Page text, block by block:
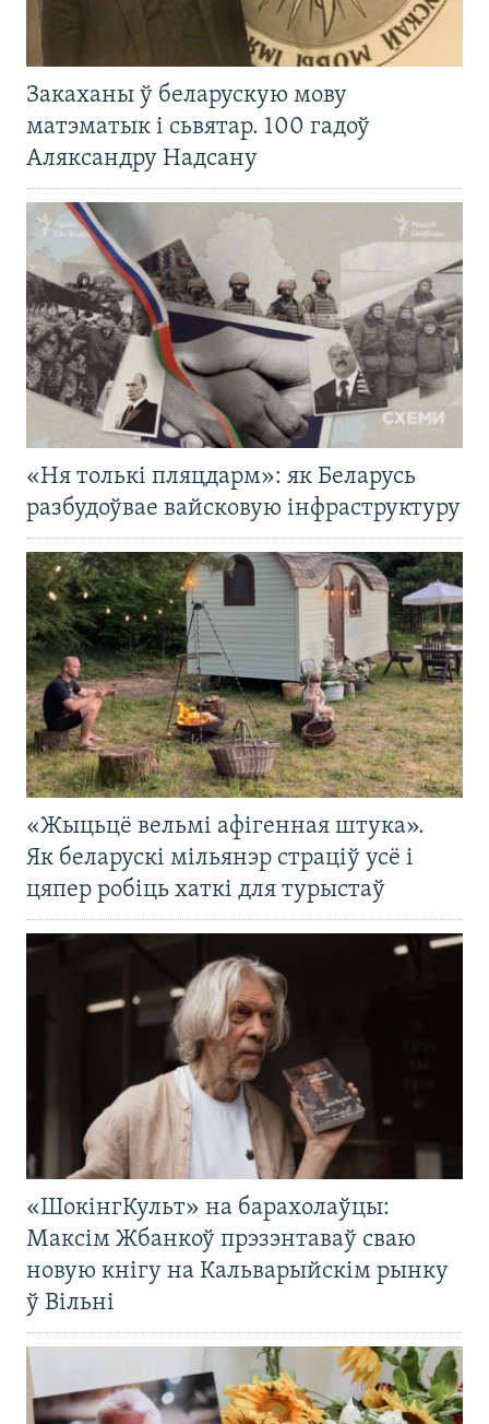
Закаханы ў беларускую мову
матэматык і сьвятар. 100 гадоў
Аляксандру Надсану
«Ня толькі пляцдарм»: як Беларусь
разбудоўвае вайсковую інфраструктуру
«Жыцьцё вельмі афігенная штука».
Як беларускі мільянэр страціў усё і
цяпер робіць хаткі для турыстаў
«ШокінгКульт» на барахолаўцы:
Максім Жбанкоў прэзэнтаваў сваю
новую кнігу на Кальварыйскім рынку
ў Вільні